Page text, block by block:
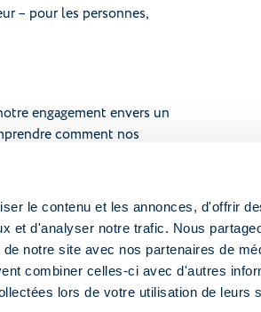
le contenu et les annonces, d'offrir
et d'analyser notre trafic. Nous
notre site avec nos partenaires de
combiner celles-ci avec d'autres
lors de votre utilisation de leurs
– pour les personnes,
engagement envers un
comment nos
Votre confiance
.